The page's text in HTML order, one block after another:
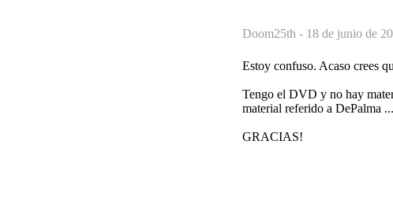
Doom25th - 18 de junio de
Estoy confuso. Acaso crees
Tengo el DVD y no hay
material referido a DePalma
GRACIAS!